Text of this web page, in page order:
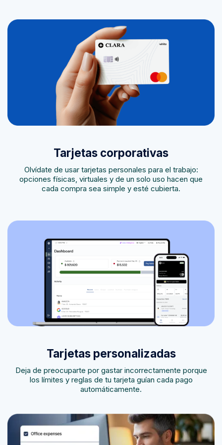
Tarjetas corporativas
Olvídate de usar tarjetas personales para el trabajo:
opciones físicas, virtuales y de un solo uso hacen que
cada compra sea simple y esté cubierta.
Tarjetas personalizadas
Deja de preocuparte por gastar incorrectamente porque
los límites y reglas de tu tarjeta guían cada pago
automáticamente.